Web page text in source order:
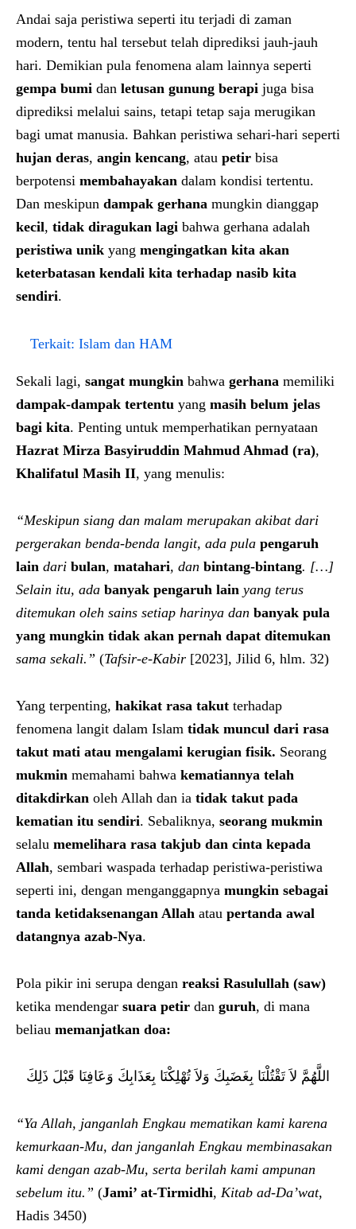
Andai saja peristiwa seperti itu terjadi di zaman
modern, tentu hal tersebut telah diprediksi jauh-jauh
hari. Demikian pula fenomena alam lainnya seperti
gempa bumi dan letusan gunung berapi juga bisa
diprediksi melalui sains, tetapi tetap saja merugikan
bagi umat manusia. Bahkan peristiwa sehari-hari seperti
hujan deras, angin kencang, atau petir bisa
berpotensi membahayakan dalam kondisi tertentu.
Dan meskipun dampak gerhana mungkin dianggap
kecil, tidak diragukan lagi bahwa gerhana adalah
peristiwa unik yang mengingatkan kita akan
keterbatasan kendali kita terhadap nasib kita
sendiri.
Terkait: Islam dan HAM
Sekali lagi, sangat mungkin bahwa gerhana memiliki
dampak-dampak tertentu yang masih belum jelas
bagi kita. Penting untuk memperhatikan pernyataan
Hazrat Mirza Basyiruddin Mahmud Ahmad (ra),
Khalifatul Masih II, yang menulis:
“Meskipun siang dan malam merupakan akibat dari
pergerakan benda-benda langit, ada pula pengaruh
lain dari bulan, matahari, dan bintang-bintang. […]
Selain itu, ada banyak pengaruh lain yang terus
ditemukan oleh sains setiap harinya dan banyak pula
yang mungkin tidak akan pernah dapat ditemukan
sama sekali.” (Tafsir-e-Kabir [2023], Jilid 6, hlm. 32)
Yang terpenting, hakikat rasa takut terhadap
fenomena langit dalam Islam tidak muncul dari rasa
takut mati atau mengalami kerugian fisik. Seorang
mukmin memahami bahwa kematiannya telah
ditakdirkan oleh Allah dan ia tidak takut pada
kematian itu sendiri. Sebaliknya, seorang mukmin
selalu memelihara rasa takjub dan cinta kepada
Allah, sembari waspada terhadap peristiwa-peristiwa
seperti ini, dengan menganggapnya mungkin sebagai
tanda ketidaksenangan Allah atau pertanda awal
datangnya azab-Nya.
Pola pikir ini serupa dengan reaksi Rasulullah (saw)
ketika mendengar suara petir dan guruh, di mana
beliau memanjatkan doa:
اللَّهُمَّ لاَ تَقْتُلْنَا بِغَضَبِكَ وَلاَ تُهْلِكْنَا بِعَذَابِكَ وَعَافِنَا قَبْلَ ذَلِكَ
“Ya Allah, janganlah Engkau mematikan kami karena
kemurkaan-Mu, dan janganlah Engkau membinasakan
kami dengan azab-Mu, serta berilah kami ampunan
sebelum itu.” (Jami’ at-Tirmidhi, Kitab ad-Da’wat,
Hadis 3450)